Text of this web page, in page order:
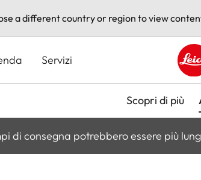
a different country or region to view
Servizi
Scopri di più
di consegna potrebbero essere più